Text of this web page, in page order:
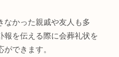
かった親戚や友人も多
報を伝える際に会葬礼状を
できます。